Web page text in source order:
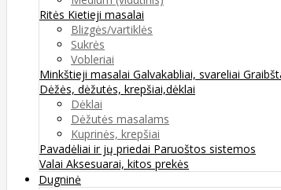
Ritės Kietieji masalai
Blizgės/vartiklės
Sukrės
Vobleriai
Minkštieji masalai Galvakabliai, svareliai
Dėžės, dėžutės, krepšiai,dėklai
Dėklai
Dėžutės masalams
Kuprinės, krepšiai
Pavadėliai ir jų priedai Paruoštos sistemos
Valai Aksesuarai, kitos prekės
Dugninė